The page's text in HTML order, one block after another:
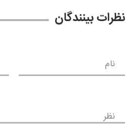
نظرات بینندگان
نام
نظر